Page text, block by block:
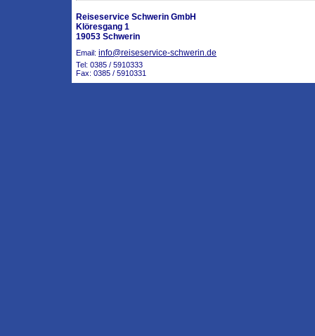
Reiseservice Schwerin GmbH
Klöresgang 1
19053 Schwerin
Email: info@reiseservice-schwerin.de
Tel: 0385 / 5910333
Fax: 0385 / 5910331